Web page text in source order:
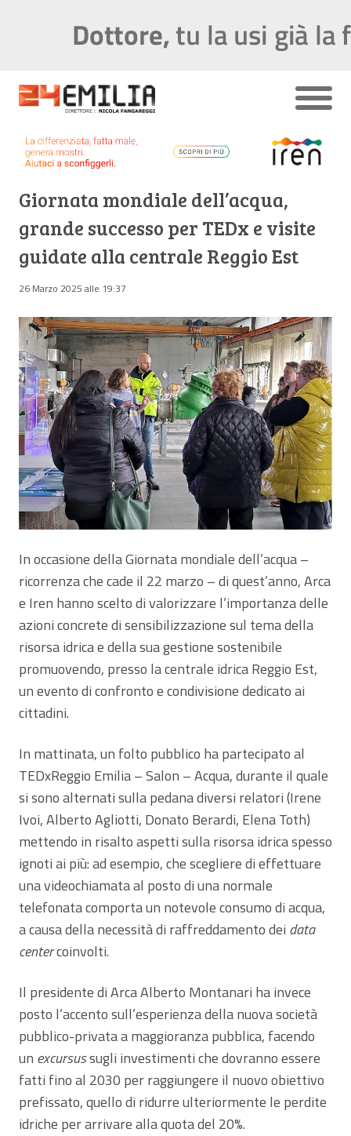
Giornata mondiale dell’acqua,
grande successo per TEDx e visite
guidate alla centrale Reggio Est
26 Marzo 2025 alle 19:37
In occasione della Giornata mondiale dell’acqua –
ricorrenza che cade il 22 marzo – di quest’anno, Arca
e Iren hanno scelto di valorizzare l’importanza delle
azioni concrete di sensibilizzazione sul tema della
risorsa idrica e della sua gestione sostenibile
promuovendo, presso la centrale idrica Reggio Est,
un evento di confronto e condivisione dedicato ai
cittadini.
In mattinata, un folto pubblico ha partecipato al
TEDxReggio Emilia – Salon – Acqua, durante il quale
si sono alternati sulla pedana diversi relatori (Irene
Ivoi, Alberto Agliotti, Donato Berardi, Elena Toth)
mettendo in risalto aspetti sulla risorsa idrica spesso
ignoti ai più: ad esempio, che scegliere di effettuare
una videochiamata al posto di una normale
telefonata comporta un notevole consumo di acqua,
a causa della necessità di raffreddamento dei data
centercoinvolti.
Il presidente di Arca Alberto Montanari ha invece
posto l’accento sull’esperienza della nuova società
pubblico-privata a maggioranza pubblica, facendo
un excursussugli investimenti che dovranno essere
fatti fino al 2030 per raggiungere il nuovo obiettivo
prefissato, quello di ridurre ulteriormente le perdite
idriche per arrivare alla quota del 20%.